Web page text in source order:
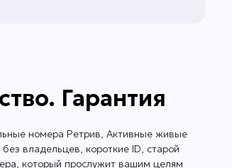
Гарантия
номера Ретрив, Активные живые
владельцев, короткие ID, старой
который прослужит вашим целям